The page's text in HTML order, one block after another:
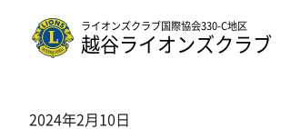
ライオンズクラブ国際協会330-C地区
越谷ライオンズクラブ
2024年2月10日